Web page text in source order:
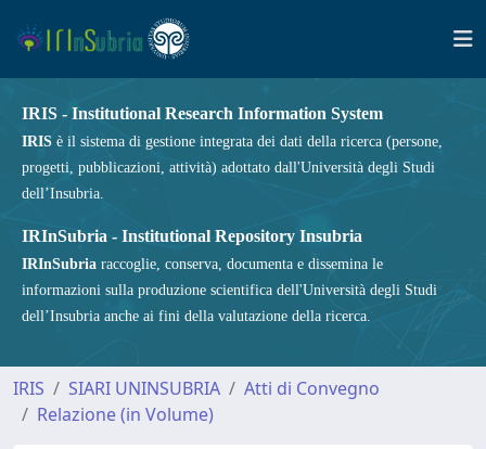
IRIS - Institutional Research Information System
IRIS è il sistema di gestione integrata dei dati della ricerca (persone,
progetti, pubblicazioni, attività) adottato dall'Università degli Studi
dell’Insubria.
IRInSubria - Institutional Repository Insubria
IRInSubria raccoglie, conserva, documenta e dissemina le
informazioni sulla produzione scientifica dell'Università degli Studi
dell’Insubria anche ai fini della valutazione della ricerca.
IRIS SIARI UNINSUBRIA
Atti di Convegno
Relazione (in Volume)